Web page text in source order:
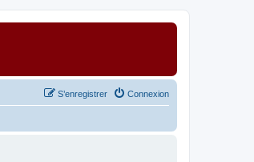
Connexion
S’enregistrer